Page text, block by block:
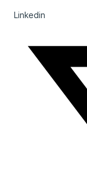
Linkedin